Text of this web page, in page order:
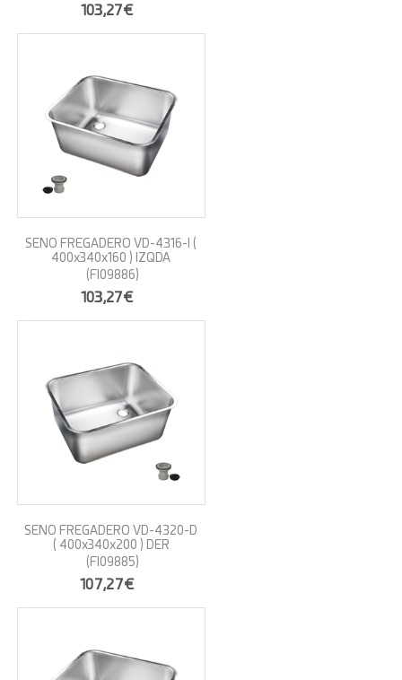
103,27€
SENO FREGADERO VD-4316-I (
400x340x160 ) IZQDA
(FI09886)
103,27€
SENO FREGADERO VD-4320-D
( 400x340x200 ) DER
(FI09885)
107,27€